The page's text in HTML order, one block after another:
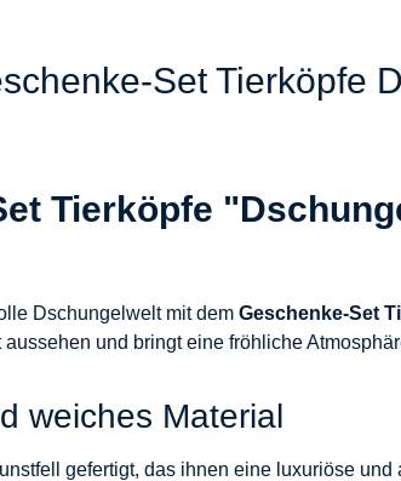
Set Tierköpfe
Tierköpfe
Dschungelwelt mit dem Geschenke-Set
und bringt eine fröhliche
weiches Material
gefertigt, das ihnen eine luxuriöse und